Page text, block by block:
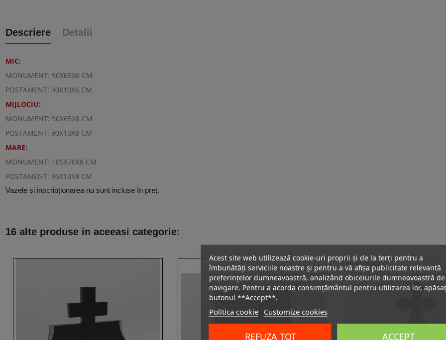
Acest site web utilizează cookie-uri proprii și de la terți pentru a
îmbunătăți serviciile noastre și pentru a vă afișa publicitate relevantă
preferințelor dumneavoastră, analizând obiceiurile dumneavoastră de
navigare. Pentru a acorda consimțământul pentru utilizarea lor,
butonul **Accept**.
Politica cookie Customize cookies
REFUZA TOT ACCEPT
Descriere Detalii
MIC:
MONUMENT: 90X65X6 CM
POSTAMENT: 90X10X6 CM
MIJLOCIU:
MONUMENT: 90X65X8 CM
POSTAMENT: 90X13X8 CM
MARE:
MONUMENT: 105X70X8 CM
POSTAMENT: 95X13X8 CM
Vazele și inscripționarea nu sunt incluse în preț.
16 alte produse in aceeasi categorie:
Numai online